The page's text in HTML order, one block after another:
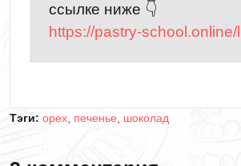
ссылке ниже 👇
https://pastry-school.online/
Тэги: орех печенье шоколад